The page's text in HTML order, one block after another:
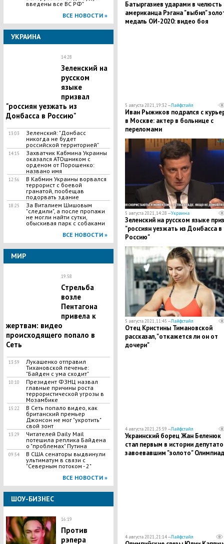
введены все ВС РФ"
ВСЕ НОВОСТИ »
УКРАИНА
14:28
Зеленский на
русском
языке
призвал
"россиян уезжать из
Донбасса в Россию"
13:03
Зеленский: "Донбасс
никогда не будет
российской территорией"
14:15
Захватчик Кабмина Украины
оказался АТОшником с
орденом от Порошенко:
названо имя
12:56
В Кабмин Украины ворвался
террорист с боевой
гранатой, пообещав
подорвать здание
18:25
За Виталием Шишовым
"следили", а после пропажи
не могли найти сутки,
обыскивая парк с собаками
ВСЕ НОВОСТИ »
МИР
19:58
Стрельба
возле
Пентагона
привела к
жертвам: видео
происходящего попало в
Сеть
13:59
Лукашенко отправил
Тихановской печенье:
"Байден с ума сходит"
10:10
Президент ФЗНЦ назвал
главные причины роста
террористической угрозы в
Мозамбике
15:22
В Сеть попало видео, как
британский премьер
Джонсон не мог "укротить"
свой зонт
13:29
Читателей Daily Mail
потешила реплика Байдена
о "проблемах" Путина
09:54
В США сенаторы выдвинули
ультиматум в связи с
"Северным потоком - 2"
ВСЕ НОВОСТИ »
ШОУ-БИЗНЕС
16:19
Против
рэпера
Батыргазиев ударами в челюсть
американца Рэгана "выбил"
медаль ОИ-2020: видео боя
5 августа 2021, 19:32 —Лайфстайл
Иван Рыжиков подрался с
в Москве: актер в больнице с
переломами
5 августа 2021, 14:28 —Украина
Зеленский на русском языке
"россиян уезжать из Донбасса в
Россию"
5 августа 2021, 11:45 —Лайфстайл
Отец Кристины Тимановской
рассказал, "откажется ли он от
дочери"
4 августа 2021, 23:59 —Лайфстайл
Украинский борец Жан Беленюк
стал первым в истории
завоевавшим "золото"
4 августа 2021, 21:14 —Лайфстайл